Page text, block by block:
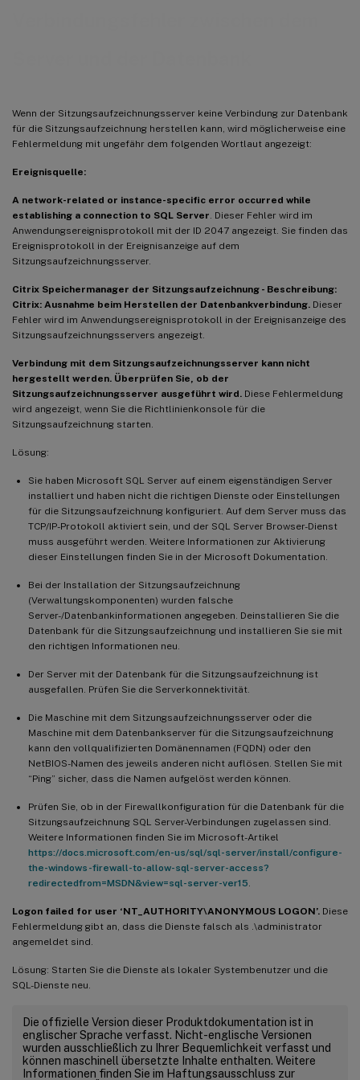
Wenn der Sitzungsaufzeichnungsserver keine Verbindung zur Datenbank
für die Sitzungsaufzeichnung herstellen kann, wird möglicherweise eine
Fehlermeldung mit ungefähr dem folgenden Wortlaut angezeigt:
Ereignisquelle:
A network-related or instance-specific error occurred while
establishing a connection to SQL Server . Dieser Fehler wird im
Anwendungsereignisprotokoll mit der ID 2047 angezeigt. Sie finden das
Ereignisprotokoll in der Ereignisanzeige auf dem
Sitzungsaufzeichnungsserver.
Citrix Speichermanager der Sitzungsaufzeichnung - Beschreibung:
Citrix: Ausnahme beim Herstellen der Datenbankverbindung. Dieser
Fehler wird im Anwendungsereignisprotokoll in der Ereignisanzeige des
Sitzungsaufzeichnungsservers angezeigt.
Verbindung mit dem Sitzungsaufzeichnungsserver kann nicht
hergestellt werden. Überprüfen Sie, ob der
Sitzungsaufzeichnungsserver ausgeführt wird. Diese Fehlermeldung
wird angezeigt, wenn Sie die Richtlinienkonsole für die
Sitzungsaufzeichnung starten.
Lösung:
Sie haben Microsoft SQL Server auf einem eigenständigen Server
installiert und haben nicht die richtigen Dienste oder Einstellungen
für die Sitzungsaufzeichnung konfiguriert. Auf dem Server muss das
TCP/IP-Protokoll aktiviert sein, und der SQL Server Browser-Dienst
muss ausgeführt werden. Weitere Informationen zur Aktivierung
dieser Einstellungen finden Sie in der Microsoft Dokumentation.
Bei der Installation der Sitzungsaufzeichnung
(Verwaltungskomponenten) wurden falsche
Server-/Datenbankinformationen angegeben. Deinstallieren Sie die
Datenbank für die Sitzungsaufzeichnung und installieren Sie sie mit
den richtigen Informationen neu.
Der Server mit der Datenbank für die Sitzungsaufzeichnung ist
ausgefallen. Prüfen Sie die Serverkonnektivität.
Die Maschine mit dem Sitzungsaufzeichnungsserver oder die
Maschine mit dem Datenbankserver für die Sitzungsaufzeichnung
kann den vollqualifizierten Domänennamen (FQDN) oder den
NetBIOS-Namen des jeweils anderen nicht auflösen. Stellen Sie mit
“Ping” sicher, dass die Namen aufgelöst werden können.
Prüfen Sie, ob in der Firewallkonfiguration für die Datenbank für die
Sitzungsaufzeichnung SQL Server-Verbindungen zugelassen sind.
Weitere Informationen finden Sie im Microsoft-Artikel
https://docs.microsoft.com/en-us/sql/sql-server/install/configure-
the-windows-firewall-to-allow-sql-server-access?
redirectedfrom=MSDN&view=sql-server-ver15
Logon failed for user ‘NT_AUTHORITY\ANONYMOUS LOGON’. Diese
Fehlermeldung gibt an, dass die Dienste falsch als .\administrator
angemeldet sind.
Lösung: Starten Sie die Dienste als lokaler Systembenutzer und die
SQL-Dienste neu.
Die offizielle Version dieser Produktdokumentation ist in
englischer Sprache verfasst. Nicht-englische Versionen
wurden ausschließlich zu Ihrer Bequemlichkeit verfasst und
können maschinell übersetzte Inhalte enthalten. Weitere
Informationen finden Sie im Haftungsausschluss zur